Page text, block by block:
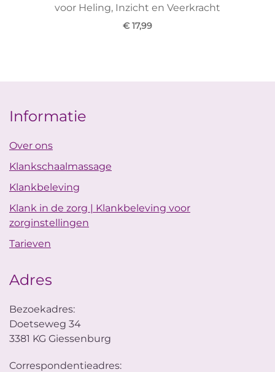
voor Heling, Inzicht en Veerkracht
€ 17,99
Informatie
Over ons
Klankschaalmassage
Klankbeleving
Klank in de zorg | Klankbeleving voor
zorginstellingen
Tarieven
Adres
Bezoekadres:
Doetseweg 34
3381 KG Giessenburg
Correspondentieadres: